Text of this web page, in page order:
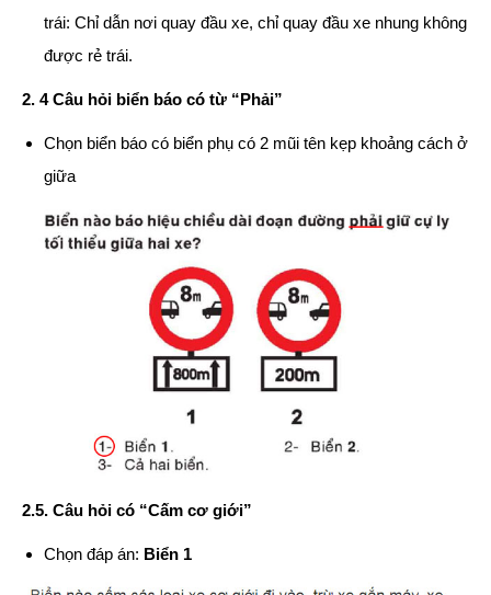
trái: Chỉ dẫn nơi quay đầu xe, chỉ quay đầu xe nhung không
được rẻ trái.
2. 4 Câu hỏi biển báo có từ “Phải”
Chọn biển báo có biển phụ có 2 mũi tên kẹp khoảng cách ở
giữa
2.5. Câu hỏi có “Cấm cơ giới”
Chọn đáp án: Biển 1